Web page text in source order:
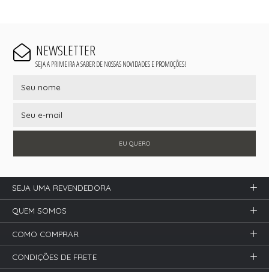
NEWSLETTER
SEJA A PRIMEIRA A SABER DE NOSSAS NOVIDADES E PROMOÇÕES!
EU QUERO
SEJA UMA REVENDEDORA
QUEM SOMOS
COMO COMPRAR
CONDIÇÕES DE FRETE